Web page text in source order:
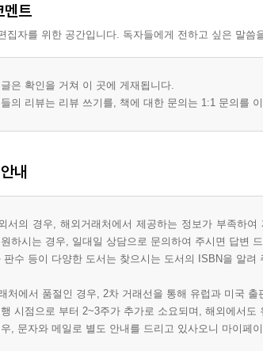
멘트
집자를 위한 공간입니다. 독자들에게 전하고 싶은 말씀
은 확인을 거쳐 이 곳에 게재됩니다.
의 리뷰는 리뷰 쓰기를, 책에 대한 문의는 1:1 문의를
내
서의 경우, 해외거래처에서 제공하는 정보가 부족하
하시는 경우, 일대일 상담으로 문의하여 주시면 답변
판수 등이 다양한 도서는 찾으시는 도서의 ISBN을 알
처에서 품절인 경우, 2차 거래선을 통해 유럽과 미국
시점으로 부터 2~3주가 추가로 소요되며, 해외에서
, 문자와 메일로 별도 안내를 드리고 있사오니 마이페